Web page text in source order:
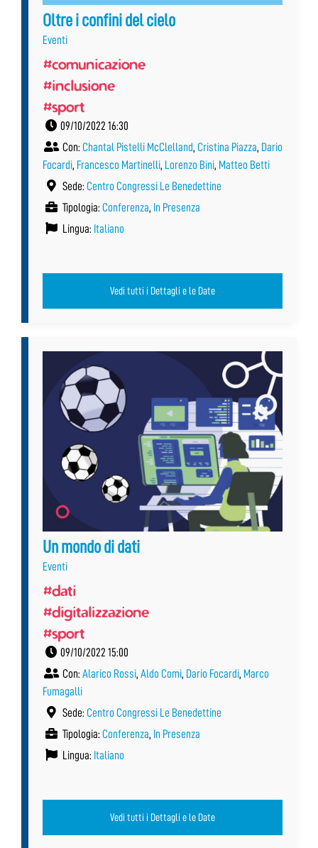
Oltre i confini del cielo
Eventi
#comunicazione
#inclusione
#sport
09/10/2022 16:30
Con: Chantal Pistelli McClelland, Cristina Piazza, Dario
Focardi, Francesco Martinelli, Lorenzo Bini, Matteo Betti
Sede: Centro Congressi Le Benedettine
Tipologia: Conferenza, In Presenza
Lingua: Italiano
Vedi tutti i Dettagli e le Date
Un mondo di dati
Eventi
#dati
#digitalizzazione
#sport
09/10/2022 15:00
Con: Alarico Rossi, Aldo Comi, Dario Focardi, Marco
Fumagalli
Sede: Centro Congressi Le Benedettine
Tipologia: Conferenza, In Presenza
Lingua: Italiano
Vedi tutti i Dettagli e le Date